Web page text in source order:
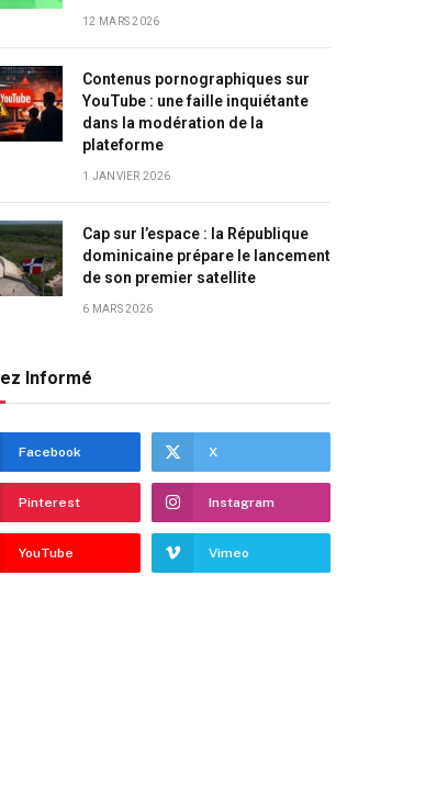
12 MARS 2026
Contenus pornographiques sur
YouTube : une faille inquiétante
dans la modération de la
plateforme
1 JANVIER 2026
Cap sur l’espace : la République
dominicaine prépare le lancement
de son premier satellite
6 MARS 2026
Informé
Facebook X
Pinterest Instagram
YouTube Vimeo